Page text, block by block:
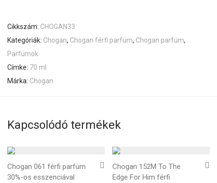
Cikkszám: CHOGAN33
Kategóriák: Chogan, Chogan férfi parfüm, Chogan parfüm,
Parfümök
Címke: 70 ml
Márka: Chogan
Kapcsolódó termékek
Chogan 061 férfi parfüm
30%-os esszenciával
Chogan 152M To The
Edge For Him férfi